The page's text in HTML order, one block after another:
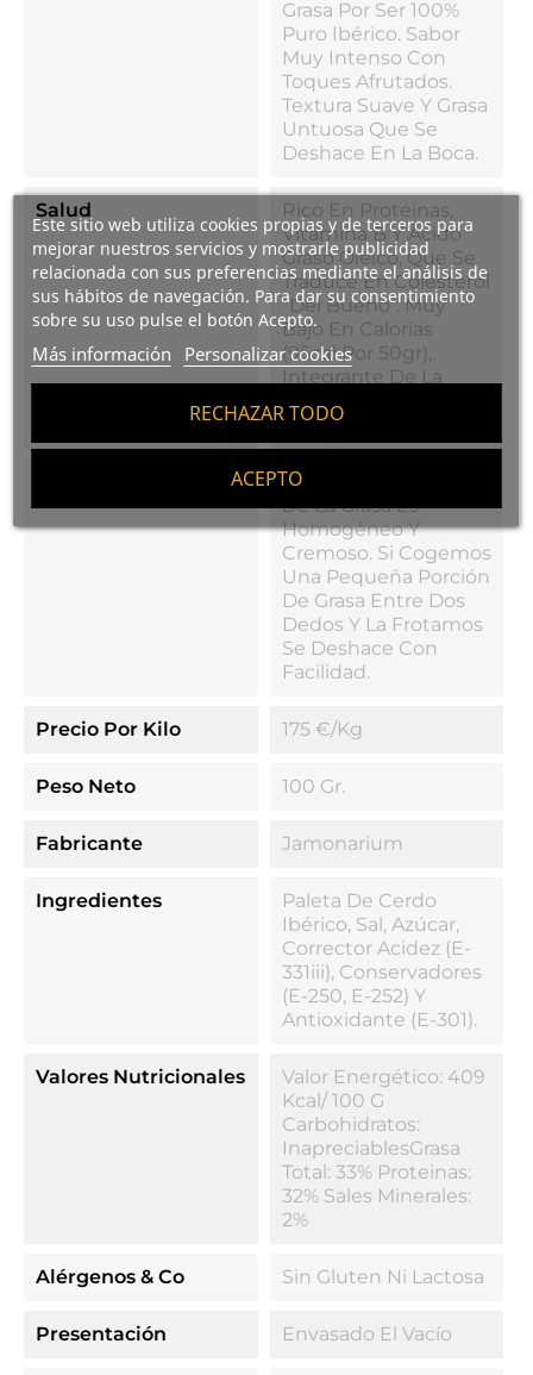
Este sitio web utiliza cookies propias y de terceros para
mejorar nuestros servicios y mostrarle publicidad
relacionada con sus preferencias mediante el análisis de
sus hábitos de navegación. Para dar su consentimiento
sobre su uso pulse el botón Acepto.
Más información Personalizar cookies
RECHAZAR TODO
ACEPTO
Grasa Por Ser 100%
Puro Ibérico. Sabor
Muy Intenso Con
Toques Afrutados.
Textura Suave Y Grasa
Untuosa Que Se
Deshace En La Boca.
Salud
Rico En Proteínas,
Vitamina B Y Ácido
Graso Oleico, Que Se
Traduce En Colesterol
"del Bueno". Muy
Bajo En Calorías
(95cal Por 50gr),
Integrante De La
Dieta Mediterránea,
100% Saludable.
El Tacto De La Parte
De La Grasa Es
Homogéneo Y
Cremoso. Si Cogemos
Una Pequeña Porción
De Grasa Entre Dos
Dedos Y La Frotamos
Se Deshace Con
Facilidad.
Precio Por Kilo 175 €/kg
Peso Neto 100 Gr.
Fabricante Jamonarium
Ingredientes
Paleta De Cerdo
Ibérico, Sal, Azúcar,
Corrector Acidez (E-
331iii), Conservadores
(E-250, E-252) Y
Antioxidante (E-301).
Valores Nutricionales
Valor Energético: 409
Kcal/ 100 G
Carbohidratos:
InapreciablesGrasa
Total: 33% Proteinas:
32% Sales Minerales:
2%
Alérgenos & Co Sin Gluten Ni Lactosa
Presentación Envasado El Vacío